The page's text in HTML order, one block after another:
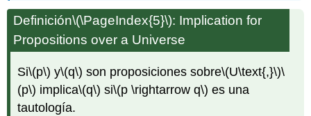
Definición\(\PageIndex{5}\): Implication for
Propositions over a Universe
Si\(p\) y\(q\) son proposiciones sobre\(U\text{,}\)\
(p\) implica\(q\) si\(p \rightarrow q\) es una
tautología.